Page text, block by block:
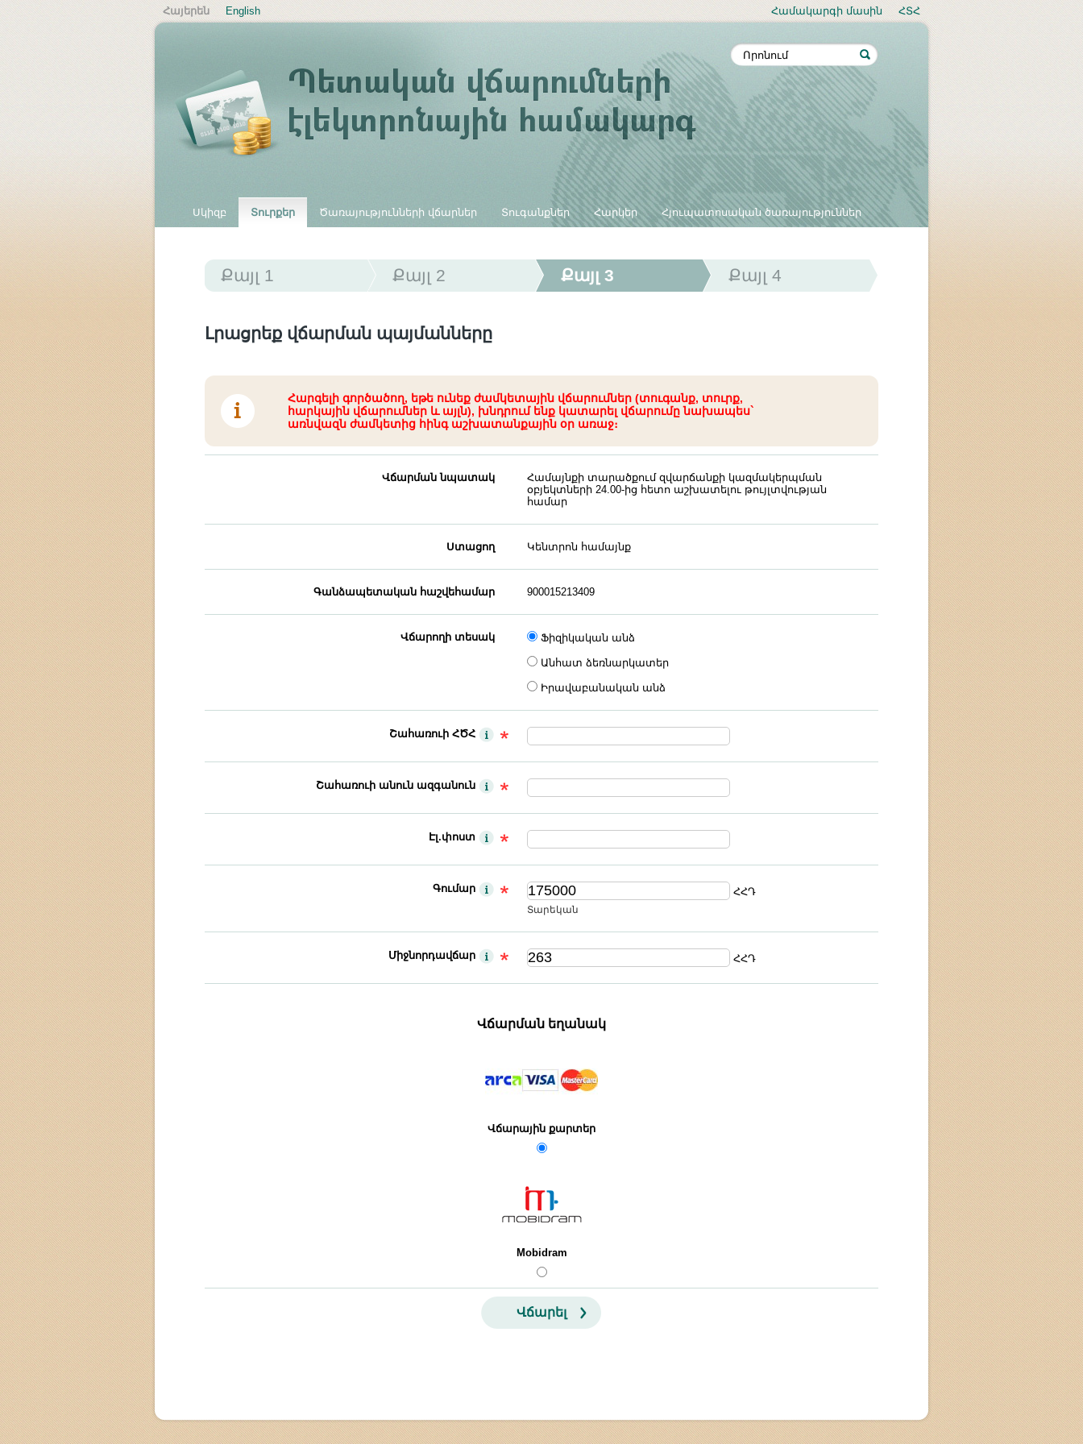
Հայերեն English Համակարգի մասին ՀՏՀ
Սկիզբ Տուրքեր Ծառայությունների վճարներ Տուգանքներ Հարկեր Հյուպատոսական ծառայություններ
Քայլ 1 Քայլ 2 Քայլ 3 Քայլ 4
Լրացրեք վճարման պայմանները
Հարգելի գործածող, եթե ունեք ժամկետային վճարումներ (տուգանք, տուրք,
հարկային վճարումներ և այլն), խնդրում ենք կատարել վճարումը նախապես`
առնվազն ժամկետից հինգ աշխատանքային օր առաջ։
Վճարման նպատակ
Համայնքի տարածքում զվարճանքի կազմակերպման
օբյեկտների 24.00-ից հետո աշխատելու թույլտվության
համար
Ստացող Կենտրոն համայնք
Գանձապետական հաշվեհամար 900015213409
Վճարողի տեսակ Ֆիզիկական անձ
Անհատ ձեռնարկատեր
Իրավաբանական անձ
Շահառուի ՀԾՀ
Շահառուի անուն ազգանուն
Էլ.փոստ
Գումար ՀՀԴ
Տարեկան
Միջնորդավճար ՀՀԴ
Վճարման եղանակ
Վճարային քարտեր
Mobidram
Վճարել